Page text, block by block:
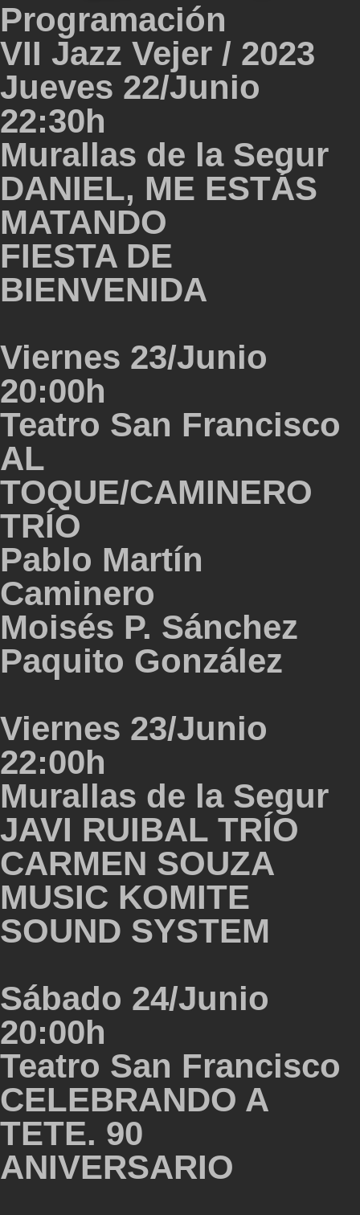
Programación
VII Jazz Vejer / 2023
Jueves 22/Junio
22:30h
Murallas de la Segur
DANIEL, ME ESTÁS
MATANDO
FIESTA DE
BIENVENIDA
Viernes 23/Junio
20:00h
Teatro San Francisco
AL
TOQUE/CAMINERO
TRÍO
Pablo Martín
Caminero
Moisés P. Sánchez
Paquito González
Viernes 23/Junio
22:00h
Murallas de la Segur
JAVI RUIBAL TRÍO
CARMEN SOUZA
MUSIC KOMITE
SOUND SYSTEM
Sábado 24/Junio
20:00h
Teatro San Francisco
CELEBRANDO A
TETE. 90
ANIVERSARIO